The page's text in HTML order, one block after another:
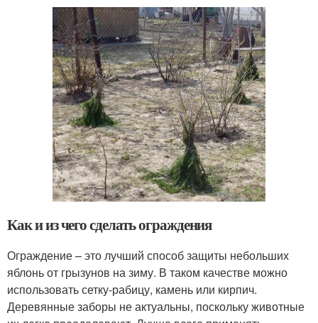
Как и из чего сделать ограждения
Ограждение – это лучший способ защиты небольших
яблонь от грызунов на зиму. В таком качестве можно
использовать сетку-рабицу, камень или кирпич.
Деревянные заборы не актуальны, поскольку животные